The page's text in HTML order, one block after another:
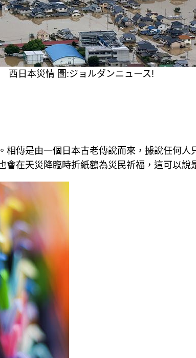
西日本災情 圖:ジョルダンニュース!
相傳是由一個日本古老傳說而來，據說任何
在天災降臨時折紙鶴為災民祈福，這可以說